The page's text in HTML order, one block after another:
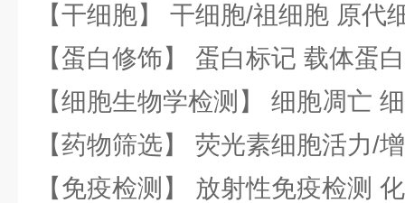
【干细胞】 干细胞/祖细胞 原代
【蛋白修饰】 蛋白标记 载体蛋
【细胞生物学检测】 细胞凋亡
【药物筛选】 荧光素细胞活力/
【免疫检测】 放射性免疫检测